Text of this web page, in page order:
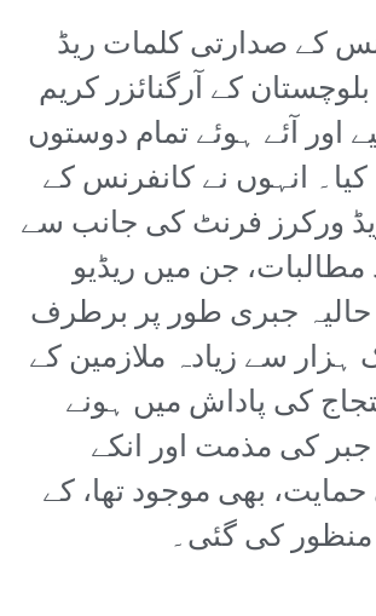
کے صدارتی کلمات ریڈ
کے آرگنائزر کریم
اور آئے ہوئے تمام دوستوں
انہوں نے کانفرنس کے
ورکرز فرنٹ کی جانب سے
جن میں ریڈیو
جبری طور پر برطرف
ہزار سے زیادہ ملازمین کے
کی پاداش میں ہونے
کی مذمت اور انکے
بھی موجود تھا، کے
منظور کی گئی۔